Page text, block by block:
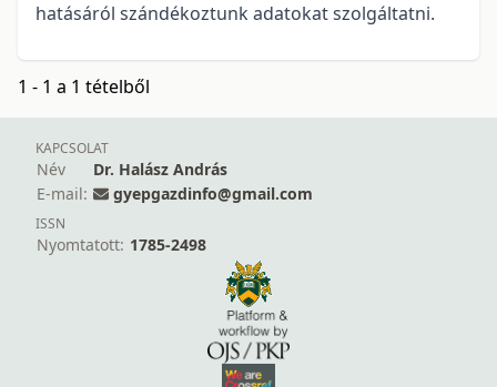
hatásáról szándékoztunk adatokat szolgáltatni.
1 - 1 a 1 tételből
KAPCSOLAT
Név
Dr. Halász András
E-mail:
gyepgazdinfo@gmail.com
ISSN
Nyomtatott: 1785-2498